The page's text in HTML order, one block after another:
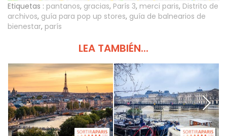
Etiquetas : pantanos, gracias, París 3, merci paris, Distrito de
archivos, guía para pop up stores, guía de balnearios de
bienestar, parís
LEA TAMBIÉN...